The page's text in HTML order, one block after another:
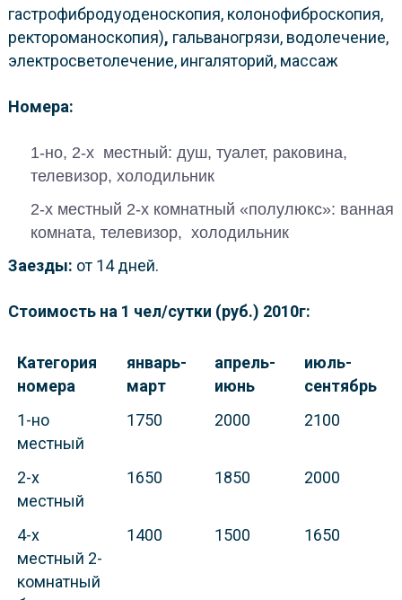
гастрофибродуоденоскопия, колонофиброскопия,
ректороманоскопия), гальваногрязи, водолечение,
электросветолечение, ингаляторий, массаж
Номера:
1-но, 2-х местный: душ, туалет, раковина,
телевизор, холодильник
2-х местный 2-х комнатный «полулюкс»: ванная
комната, телевизор, холодильник
Заезды: от 14 дней.
Стоимость на 1 чел/сутки (руб.) 2010г:
Категория
номера
январь-
март
апрель-
июнь
июль-
сентябрь
1-но
местный
1750 2000 2100
2-х
местный
1650 1850 2000
4-х
местный 2-
комнатный
1400 1500 1650